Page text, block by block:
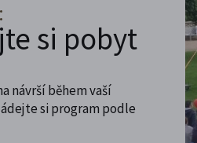
si pobyt
návrší během vaší
si program podle